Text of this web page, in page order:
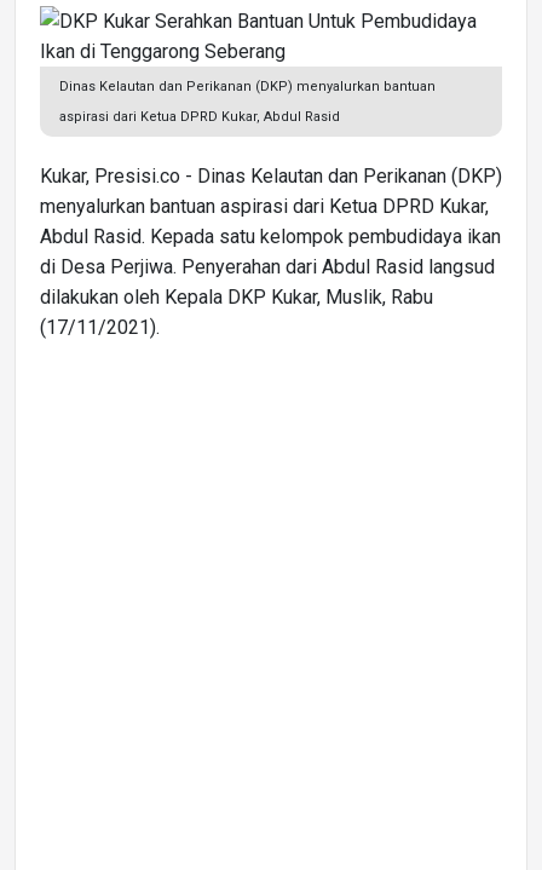
Dinas Kelautan dan Perikanan (DKP) menyalurkan bantuan
aspirasi dari Ketua DPRD Kukar, Abdul Rasid
Kukar, Presisi.co - Dinas Kelautan dan Perikanan (DKP)
menyalurkan bantuan aspirasi dari Ketua DPRD Kukar,
Abdul Rasid. Kepada satu kelompok pembudidaya ikan
di Desa Perjiwa. Penyerahan dari Abdul Rasid langsud
dilakukan oleh Kepala DKP Kukar, Muslik, Rabu
(17/11/2021).